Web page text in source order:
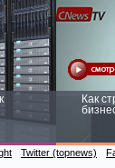
Как
Twitter (topnews)